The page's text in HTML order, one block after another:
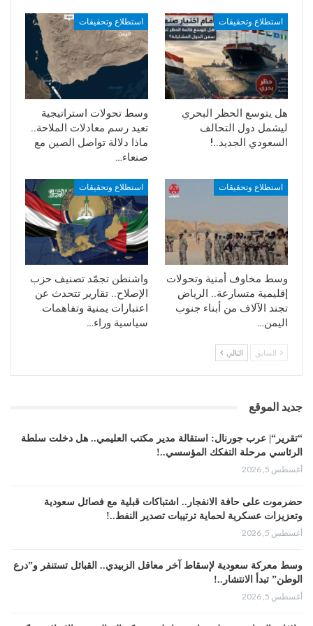
المدعومة من الولايات المتحدة وفق ما ذكرته صحيفة وول
استريت جورنال التي تحدثت بأن إدارة ترامب تستغل النفوذ
الإماراتي في اليمن لقطع الطريق على الصين للسيطرة على
طرق الملاحة البحرية عبر دفعها للسيطرة على السواحل الشرقية
وتحديداً جزيرة سقطرى لمنع الصين من إستغلال موانئ
باكستانية على بحر العرب، والصين والتي أطلقت مشروعها الجديد
للسيطرة على خط الملاحة البحرية حول العالم والمعروف بـ”طريق
واحد.. وحزام واحد..!”.
استطلاع وتحقيقات
هل يتوسع الحظر البحري
ليشمل دول التحالف
السعودي الجديد..!
استطلاع وتحقيقات
وسط تحولات استراتيجية
تعيد رسم معادلات الملاحة..
ماذا دلالة تواصل الصين مع
صنعاء…
استطلاع وتحقيقات
وسط مخاوف أمنية وتحولات
إقليمية متسارعة.. الرياض
تجند الآلاف من أبناء جنوب
اليمن…
استطلاع وتحقيقات
واشنطن تجمّد تصنيف حزب
الإصلاح.. تقارير تتحدث عن
اعتبارات يمنية وتفاهمات
سياسية وراء…
السابق التالي
جديد الموقع
“تقرير“| عرب جورنال: استقالة مدير مكتب العليمي.. هل دخلت سلطة
الرئاسي مرحلة التفكك المؤسسي..!
أغسطس 5, 2026
حضرموت على حافة الانفجار.. اشتباكات قبلية مع فصائل سعودية
وتعزيزات عسكرية لحماية ترتيبات تصدير النفط..!
أغسطس 5, 2026
وسط معركة سعودية لإسقاط آخر معاقل الزبيدي.. القبائل تستنفر و”درع
الوطن” تبدأ الانتشار..!
أغسطس 5, 2026